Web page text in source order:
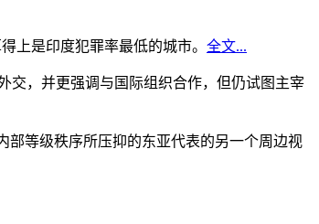
上是印度犯罪率最低的城市。 全文...
交，并更强调与国际组织合作，但仍试图主宰
部等级秩序所压抑的东亚代表的另一个周边视